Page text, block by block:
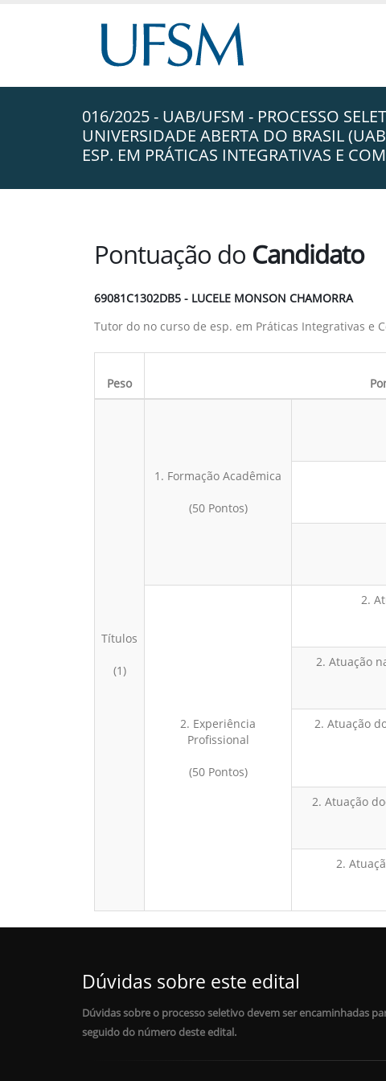
016/2025 - UAB/UFSM - PROCESSO
UNIVERSIDADE ABERTA DO BRASIL
ESP. EM PRÁTICAS INTEGRATIVAS E
Pontuação do Candidato
69081C1302DB5 - LUCELE MONSON CHAMORRA
Tutor do no curso de esp. em Práticas Integrativas e
Peso
Títulos
(1)
1. Formação Acadêmica
(50 Pontos)
2. Experiência
Profissional
(50 Pontos)
2.
2. Atuação
2. Atuação
2. Atuação
2.
Dúvidas sobre este edital
Dúvidas sobre o processo seletivo devem ser encaminhadas
seguido do número deste edital.